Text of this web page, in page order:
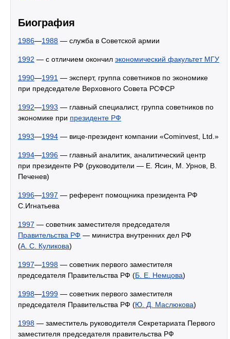
Биография
1986—1988 — служба в Советской армии
1992 — с отличием окончил экономический факультет МГУ
1990—1991 — эксперт, группа советников по экономике
при председателе Верховного Совета РСФСР
1992—1993 — главный специалист, группа советников по
экономике при президенте РФ
1993—1994 — вице-президент компании «Cominvest, Ltd.»
1994—1996 — главный аналитик, аналитический центр
при президенте РФ (руководители — Е. Ясин, М. Урнов, В.
Печенев)
1996—1997 — референт помощника президента РФ
С.Игнатьева
1997 — советник заместителя председателя
Правительства РФ — министра внутренних дел РФ
(А. С. Куликова)
1997—1998 — советник первого заместителя
председателя Правительства РФ (Б. Е. Немцова)
1998—1999 — советник первого заместителя
председателя Правительства РФ (Ю. Д. Маслюкова)
1998 — заместитель руководителя Секретариата Первого
заместителя председателя правительства РФ